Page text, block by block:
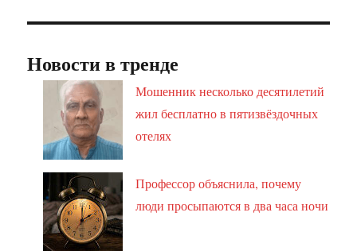
Новости в тренде
Мошенник несколько десятилетий
жил бесплатно в пятизвёздочных
отелях
Профессор объяснила, почему
люди просыпаются в два часа ночи